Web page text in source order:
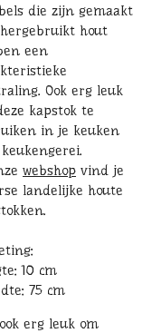
die zijn gemaakt
hout
een
Ook erg leuk
kapstok te
in je keuken
webshop vind je
landelijke houte
10 cm
75 cm
erg leuk om